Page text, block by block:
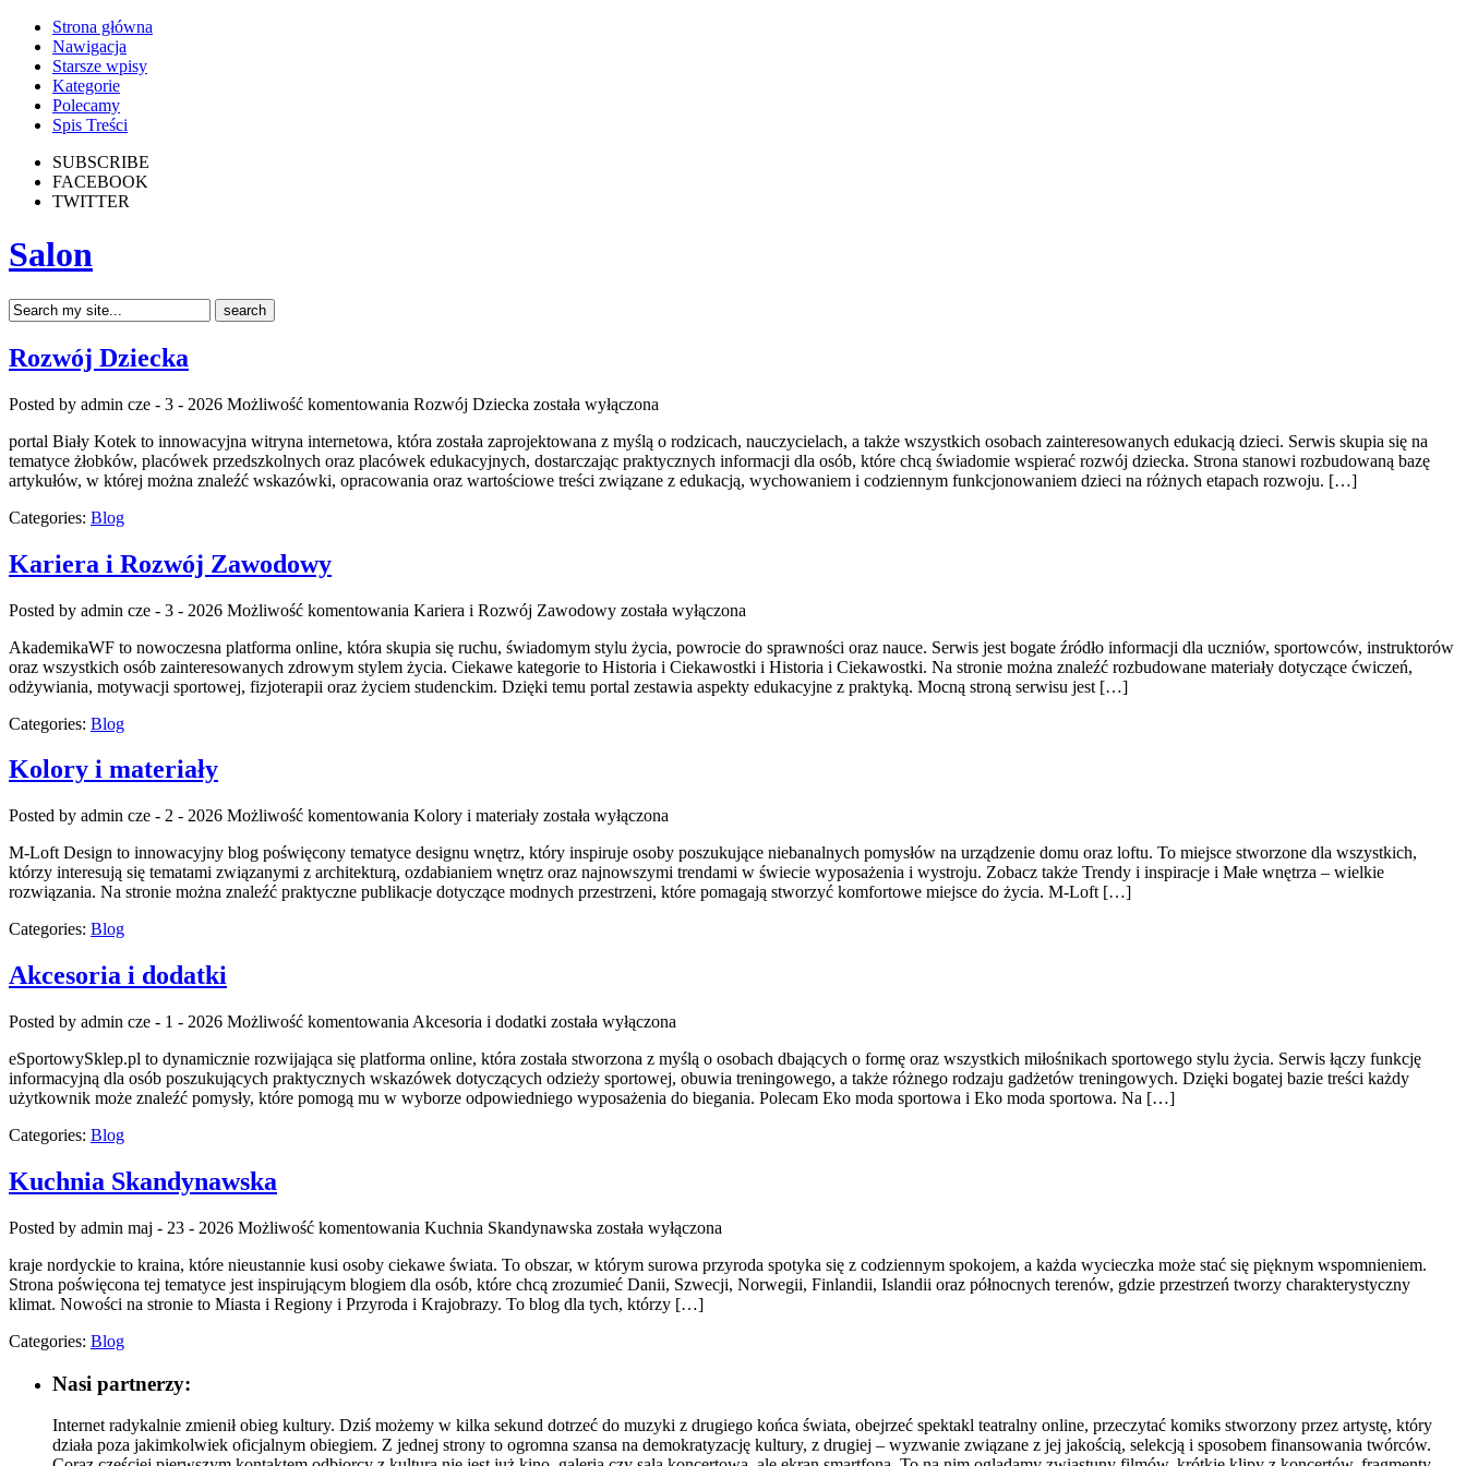
Strona główna
Nawigacja
Starsze wpisy
Kategorie
Polecamy
Spis Treści
SUBSCRIBE
FACEBOOK
TWITTER
Salon
Rozwój Dziecka
Posted by admin cze - 3 - 2026 Możliwość komentowania Rozwój Dziecka została wyłączona
portal Biały Kotek to innowacyjna witryna internetowa, która została zaprojektowana z myślą o rodzicach, nauczycielach, a także wszystkich osobach zainteresowanych edukacją dzieci. Serwis skupia się na
tematyce żłobków, placówek przedszkolnych oraz placówek edukacyjnych, dostarczając praktycznych informacji dla osób, które chcą świadomie wspierać rozwój dziecka. Strona stanowi rozbudowaną bazę
artykułów, w której można znaleźć wskazówki, opracowania oraz wartościowe treści związane z edukacją, wychowaniem i codziennym funkcjonowaniem dzieci na różnych etapach rozwoju. […]
Categories: Blog
Kariera i Rozwój Zawodowy
Posted by admin cze - 3 - 2026 Możliwość komentowania Kariera i Rozwój Zawodowy została wyłączona
AkademikaWF to nowoczesna platforma online, która skupia się ruchu, świadomym stylu życia, powrocie do sprawności oraz nauce. Serwis jest bogate źródło informacji dla uczniów, sportowców, instruktorów
oraz wszystkich osób zainteresowanych zdrowym stylem życia. Ciekawe kategorie to Historia i Ciekawostki i Historia i Ciekawostki. Na stronie można znaleźć rozbudowane materiały dotyczące ćwiczeń,
odżywiania, motywacji sportowej, fizjoterapii oraz życiem studenckim. Dzięki temu portal zestawia aspekty edukacyjne z praktyką. Mocną stroną serwisu jest […]
Categories: Blog
Kolory i materiały
Posted by admin cze - 2 - 2026 Możliwość komentowania Kolory i materiały została wyłączona
M-Loft Design to innowacyjny blog poświęcony tematyce designu wnętrz, który inspiruje osoby poszukujące niebanalnych pomysłów na urządzenie domu oraz loftu. To miejsce stworzone dla wszystkich,
którzy interesują się tematami związanymi z architekturą, ozdabianiem wnętrz oraz najnowszymi trendami w świecie wyposażenia i wystroju. Zobacz także Trendy i inspiracje i Małe wnętrza – wielkie
rozwiązania. Na stronie można znaleźć praktyczne publikacje dotyczące modnych przestrzeni, które pomagają stworzyć komfortowe miejsce do życia. M-Loft […]
Categories: Blog
Akcesoria i dodatki
Posted by admin cze - 1 - 2026 Możliwość komentowania Akcesoria i dodatki została wyłączona
eSportowySklep.pl to dynamicznie rozwijająca się platforma online, która została stworzona z myślą o osobach dbających o formę oraz wszystkich miłośnikach sportowego stylu życia. Serwis łączy funkcję
informacyjną dla osób poszukujących praktycznych wskazówek dotyczących odzieży sportowej, obuwia treningowego, a także różnego rodzaju gadżetów treningowych. Dzięki bogatej bazie treści każdy
użytkownik może znaleźć pomysły, które pomogą mu w wyborze odpowiedniego wyposażenia do biegania. Polecam Eko moda sportowa i Eko moda sportowa. Na […]
Categories: Blog
Kuchnia Skandynawska
Posted by admin maj - 23 - 2026 Możliwość komentowania Kuchnia Skandynawska została wyłączona
kraje nordyckie to kraina, które nieustannie kusi osoby ciekawe świata. To obszar, w którym surowa przyroda spotyka się z codziennym spokojem, a każda wycieczka może stać się pięknym wspomnieniem.
Strona poświęcona tej tematyce jest inspirującym blogiem dla osób, które chcą zrozumieć Danii, Szwecji, Norwegii, Finlandii, Islandii oraz północnych terenów, gdzie przestrzeń tworzy charakterystyczny
klimat. Nowości na stronie to Miasta i Regiony i Przyroda i Krajobrazy. To blog dla tych, którzy […]
Categories: Blog
Nasi partnerzy:
Internet radykalnie zmienił obieg kultury. Dziś możemy w kilka sekund dotrzeć do muzyki z drugiego końca świata, obejrzeć spektakl teatralny online, przeczytać komiks stworzony przez artystę, który
działa poza jakimkolwiek oficjalnym obiegiem. Z jednej strony to ogromna szansa na demokratyzację kultury, z drugiej – wyzwanie związane z jej jakością, selekcją i sposobem finansowania twórców.